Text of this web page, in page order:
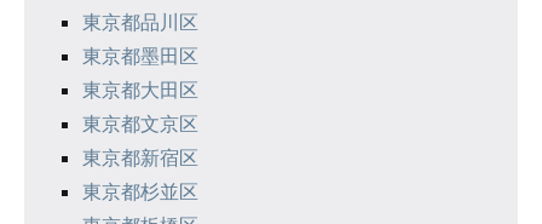
東京都品川区
東京都墨田区
東京都大田区
東京都文京区
東京都新宿区
東京都杉並区